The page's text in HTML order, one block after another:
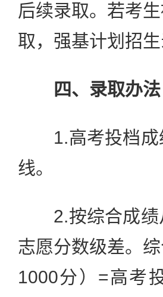
后续录取。若考
取，强基计划招生
四、录取办法
1.高考投档成
线。
2.按综合成绩
志愿分数级差。
1000分）=高考